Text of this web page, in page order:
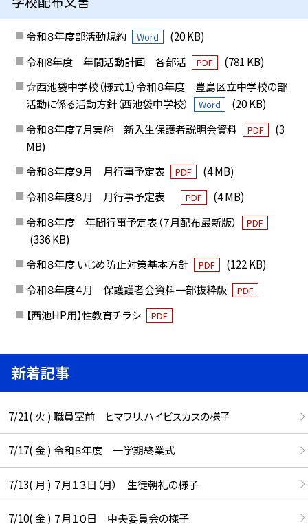
令和８年度部活動規約 Word
(20 KB)
令和8年度 年間活動計画 各部活
PDF
(781 KB)
☆西池袋中学校（様式１）令和８年度 豊島区立中学校の部
活動に係る活動方針（西池袋中学校）
Word
(20 KB)
令和８年度７月実施 新入生保護者説明会資料
PDF
(3
MB)
令和８年度９月 月行事予定表
PDF
(4 MB)
令和８年度８月 月行事予定表
PDF
(4 MB)
令和８年度 年間行事予定表（７月配布最新版）
PDF
(336 KB)
令和８年度 いじめ防止対策基本方針
PDF
(122 KB)
令和８年度４月 保護護者会資料一部抜粋版
PDF
【西池HP用】性教育チラシ PDF
新着記事
7/21( 火 ) 職員室前 ヒマワリ、ハイビスカスの様子
7/17( 金 ) 令和８年度 一学期終業式
7/13( 月 ) ７月１３日（月） 生徒朝礼の様子
7/10( 金 ) ７月１０日 中央委員会の様子